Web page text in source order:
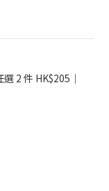
2 件 HK$205｜